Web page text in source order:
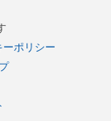
ーポリシー